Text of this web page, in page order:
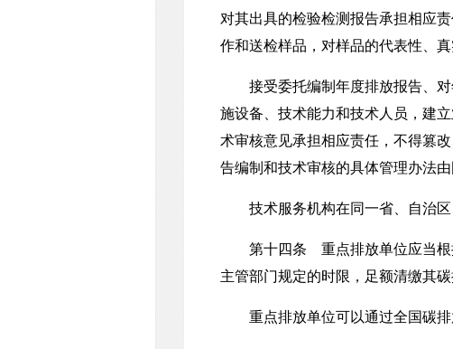
对其出具的检验检测报告承担相应
作和送检样品，对样品的代表性、真
接受委托编制年度排放报告、对
施设备、技术能力和技术人员，建
术审核意见承担相应责任，不得篡
告编制和技术审核的具体管理办法
技术服务机构在同一省、自治区
第十四条 重点排放单位应当根据
主管部门规定的时限，足额清缴其碳
重点排放单位可以通过全国碳排